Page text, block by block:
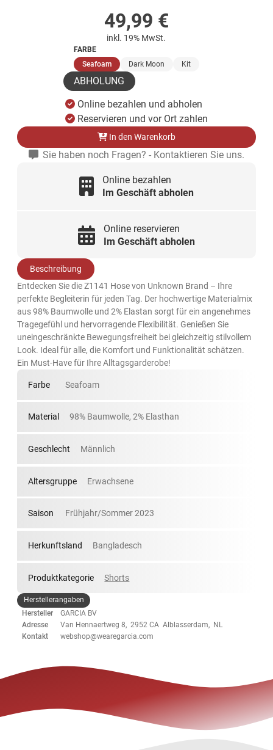
49,99 €
inkl. 19% MwSt.
FARBE
Seafoam(ausgewählt)
Dark Moon Kit
ABHOLUNG
Online bezahlen und abholen
Reservieren und vor Ort zahlen
In den Warenkorb
Sie haben noch Fragen? - Kontaktieren Sie uns.
Online bezahlen
Im Geschäft abholen
Online reservieren
Im Geschäft abholen
Beschreibung
Entdecken Sie die Z1141 Hose von Unknown Brand – Ihre
perfekte Begleiterin für jeden Tag. Der hochwertige Materialmix
aus 98% Baumwolle und 2% Elastan sorgt für ein angenehmes
Tragegefühl und hervorragende Flexibilität. Genießen Sie
uneingeschränkte Bewegungsfreiheit bei gleichzeitig stilvollem
Look. Ideal für alle, die Komfort und Funktionalität schätzen.
Ein Must-Have für Ihre Alltagsgarderobe!
Farbe Seafoam
Material 98% Baumwolle, 2% Elasthan
Geschlecht Männlich
Altersgruppe Erwachsene
Saison Frühjahr/Sommer 2023
Herkunftsland Bangladesch
Produktkategorie Shorts
Herstellerangaben
Hersteller
GARCIA BV
Adresse
Van Hennaertweg 8, 2952 CA Alblasserdam, NL
Kontakt
webshop@wearegarcia.com